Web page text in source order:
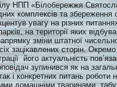
НПП «Білобережжя
комплексів та збереження
увагу на різних
на території яких
зміни штатної
зацікавлених сторін.
його актуальність
зупинився як на
і конкретних питань роботи
домашніми тваринами,